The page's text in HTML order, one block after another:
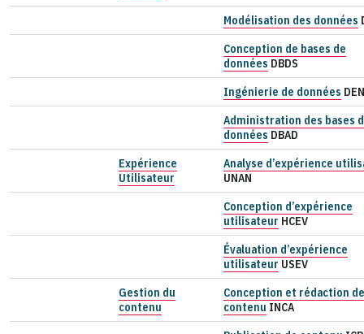
Modélisation des données
Conception de bases de
données DBDS
Ingénierie de données
Administration des bases
données DBAD
Expérience
Utilisateur
Analyse d’expérience
UNAN
Conception d’expérience
utilisateur HCEV
Évaluation d’expérience
utilisateur USEV
Gestion du
contenu
Conception et rédaction de
contenu INCA